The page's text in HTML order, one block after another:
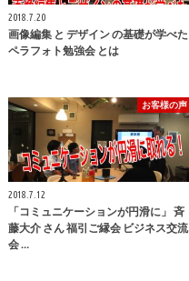
2018.7.20
画像編集 と デザイン の基礎が学べた
ペラフォト勉強会 とは
お客様の声
2018.7.12
「コミュニケーションが円滑に」 斉
藤大介 さん 福引ご縁会 ビジネス交流
会 …